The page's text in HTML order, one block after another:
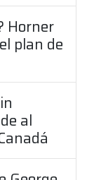
Horner
plan de
al